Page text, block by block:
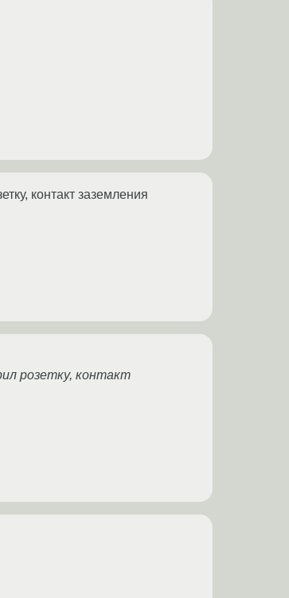
контакт заземления
розетку, контакт